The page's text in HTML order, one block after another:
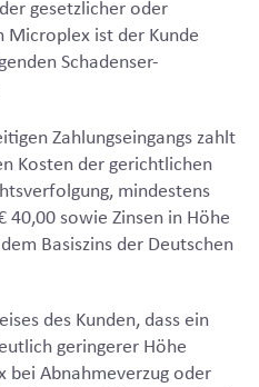
gesetzlicher oder
Microplex ist der Kunde
Schadenser-
Zahlungseingangs zahlt
Kosten der gerichtlichen
mindestens
40,00 sowie Zinsen in Höhe
Basiszins der Deutschen
des Kunden, dass ein
geringerer Höhe
Abnahmeverzug oder